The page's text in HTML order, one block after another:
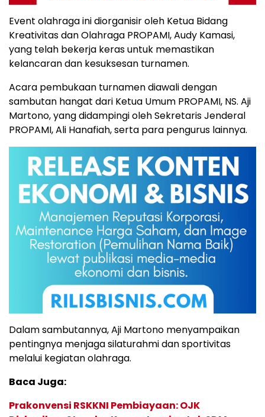
Event olahraga ini diorganisir oleh Ketua Bidang
Kreativitas dan Olahraga PROPAMI, Audy Kamasi,
yang telah bekerja keras untuk memastikan
kelancaran dan kesuksesan turnamen.
Acara pembukaan turnamen diawali dengan
sambutan hangat dari Ketua Umum PROPAMI, NS. Aji
Martono, yang didampingi oleh Sekretaris Jenderal
PROPAMI, Ali Hanafiah, serta para pengurus lainnya.
Dalam sambutannya, Aji Martono menyampaikan
pentingnya menjaga silaturahmi dan sportivitas
melalui kegiatan olahraga.
Baca Juga:
Prakonvensi RSKKNI Pembiayaan: OJK